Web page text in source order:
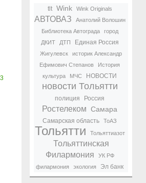
tlt Wink Wink Originals
АВТОВАЗ
Анатолий Волошин
Библиотека Автограда
город
ДКИТ
ДТП Единая Россия
Жигулевск
историк Александр
Ефимович Степанов
История
культура
МЧС НОВОСТИ
новости Тольятти
полиция Россия
Ростелеком Самара
Самарская область ТоАЗ
Тольятти Тольяттиазот
Тольяттинская
Филармония
УК РФ
филармония
экология Эл банк